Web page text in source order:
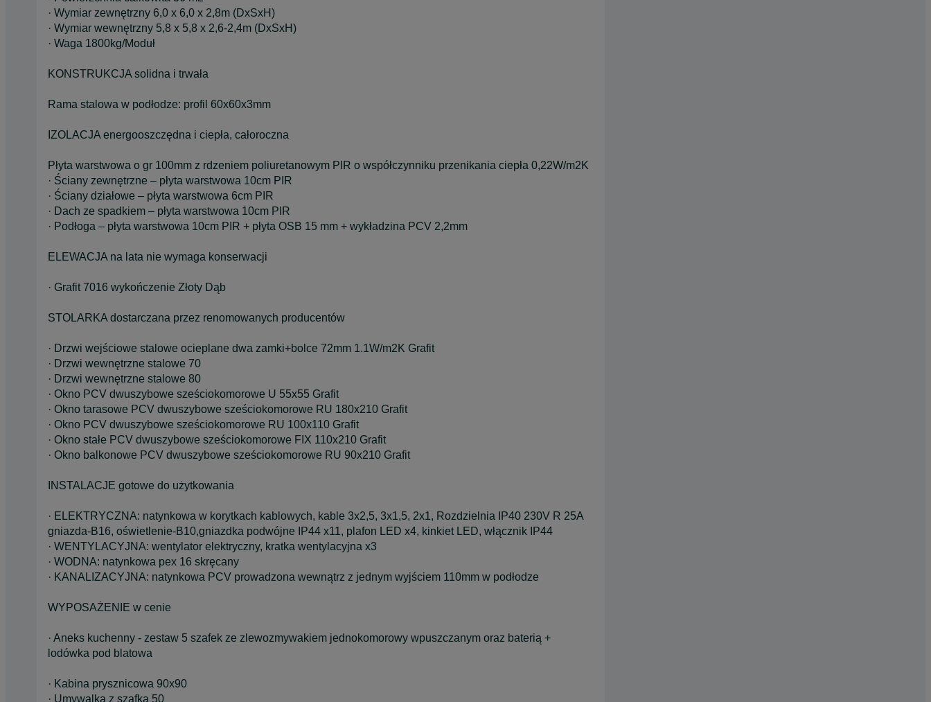
· Wymiar zewnętrzny 6,0 x 6,0 x 2,8m (DxSxH)
· Wymiar wewnętrzny 5,8 x 5,8 x 2,6-2,4m (DxSxH)
· Waga 1800kg/Moduł
KONSTRUKCJA solidna i trwała
Rama stalowa w podłodze: profil 60x60x3mm
IZOLACJA energooszczędna i ciepła, całoroczna
Płyta warstwowa o gr 100mm z rdzeniem poliuretanowym PIR o współczynniku przenikania ciepła 0,22W/m2K
· Ściany zewnętrzne – płyta warstwowa 10cm PIR
· Ściany działowe – płyta warstwowa 6cm PIR
· Dach ze spadkiem – płyta warstwowa 10cm PIR
· Podłoga – płyta warstwowa 10cm PIR + płyta OSB 15 mm + wykładzina PCV 2,2mm
ELEWACJA na lata nie wymaga konserwacji
· Grafit 7016 wykończenie Złoty Dąb
STOLARKA dostarczana przez renomowanych producentów
· Drzwi wejściowe stalowe ocieplane dwa zamki+bolce 72mm 1.1W/m2K Grafit
· Drzwi wewnętrzne stalowe 70
· Drzwi wewnętrzne stalowe 80
· Okno PCV dwuszybowe sześciokomorowe U 55x55 Grafit
· Okno tarasowe PCV dwuszybowe sześciokomorowe RU 180x210 Grafit
· Okno PCV dwuszybowe sześciokomorowe RU 100x110 Grafit
· Okno stałe PCV dwuszybowe sześciokomorowe FIX 110x210 Grafit
· Okno balkonowe PCV dwuszybowe sześciokomorowe RU 90x210 Grafit
INSTALACJE gotowe do użytkowania
· ELEKTRYCZNA: natynkowa w korytkach kablowych, kable 3x2,5, 3x1,5, 2x1, Rozdzielnia IP40 230V R 25A
gniazda-B16, oświetlenie-B10,gniazdka podwójne IP44 x11, plafon LED x4, kinkiet LED, włącznik IP44
· WENTYLACYJNA: wentylator elektryczny, kratka wentylacyjna x3
· WODNA: natynkowa pex 16 skręcany
· KANALIZACYJNA: natynkowa PCV prowadzona wewnątrz z jednym wyjściem 110mm w podłodze
WYPOSAŻENIE w cenie
· Aneks kuchenny - zestaw 5 szafek ze zlewozmywakiem jednokomorowy wpuszczanym oraz baterią +
lodówka pod blatowa
· Kabina prysznicowa 90x90
· Umywalka z szafką 50